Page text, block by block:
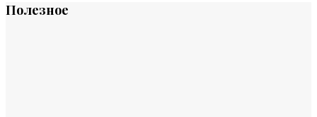
Полезное